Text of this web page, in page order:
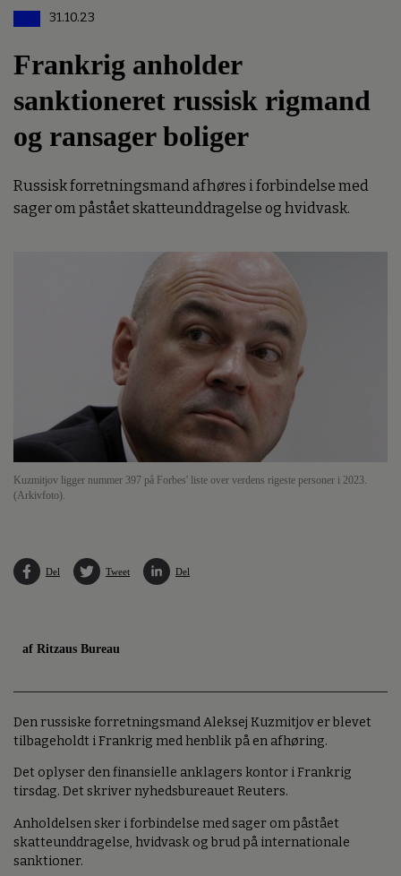
31.10.23
Frankrig anholder
sanktioneret russisk rigmand
og ransager boliger
Russisk forretningsmand afhøres i forbindelse med
sager om påstået skatteunddragelse og hvidvask.
Kuzmitjov ligger nummer 397 på Forbes' liste over verdens rigeste personer i 2023.
(Arkivfoto).
Del Tweet Del
af Ritzaus Bureau
Den russiske forretningsmand Aleksej Kuzmitjov er blevet
tilbageholdt i Frankrig med henblik på en afhøring.
Det oplyser den finansielle anklagers kontor i Frankrig
tirsdag. Det skriver nyhedsbureauet Reuters.
Anholdelsen sker i forbindelse med sager om påstået
skatteunddragelse, hvidvask og brud på internationale
sanktioner.